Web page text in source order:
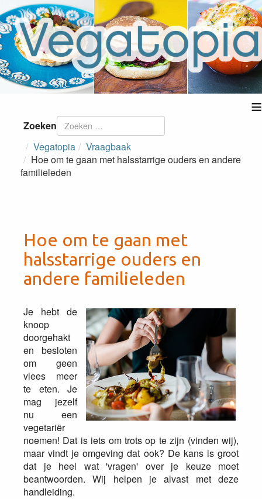
≡
Zoeken
Vegatopia
Vraagbaak
Hoe om te gaan met halsstarrige ouders en andere
familieleden
Hoe om te gaan met
halsstarrige ouders en
andere familieleden
Je hebt de
knoop
doorgehakt
en besloten
om geen
vlees meer
te eten. Je
mag jezelf
nu een
vegetariër
noemen! Dat is iets om trots op te zijn (vinden wij),
maar vindt je omgeving dat ook? De kans is groot
dat je heel wat 'vragen' over je keuze moet
beantwoorden. Wij helpen je alvast met deze
handleiding.